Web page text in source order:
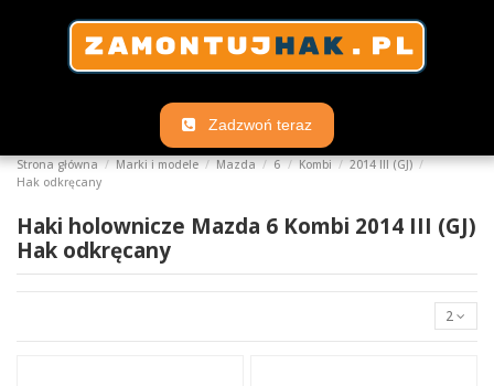
Zadzwoń teraz
Strona główna Marki i modele Mazda 6 Kombi
2014 III (GJ)
Hak odkręcany
Haki holownicze Mazda 6 Kombi 2014 III (GJ)
Hak odkręcany
2